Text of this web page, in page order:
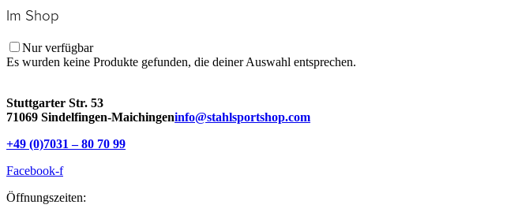
Im Shop
Nur verfügbar
Es wurden keine Produkte gefunden, die deiner Auswahl entsprechen.
Stuttgarter Str. 53
71069 Sindelfingen-Maichingen​info@stahlsportshop.com
+49 (0)7031 – 80 70 99
Facebook-f
Öffnungszeiten: